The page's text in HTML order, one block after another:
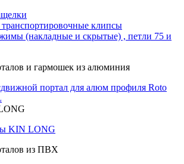
клипсы
(накладные и скрытые) , петли 75 и
и гармошек из алюминия
портал для алюм профиля Roto
KIN LONG
из ПВХ